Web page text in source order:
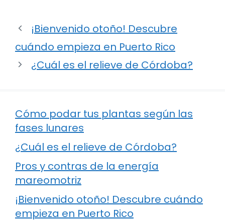
¡Bienvenido otoño! Descubre
cuándo empieza en Puerto Rico
¿Cuál es el relieve de Córdoba?
Cómo podar tus plantas según las
fases lunares
¿Cuál es el relieve de Córdoba?
Pros y contras de la energía
mareomotriz
¡Bienvenido otoño! Descubre cuándo
empieza en Puerto Rico